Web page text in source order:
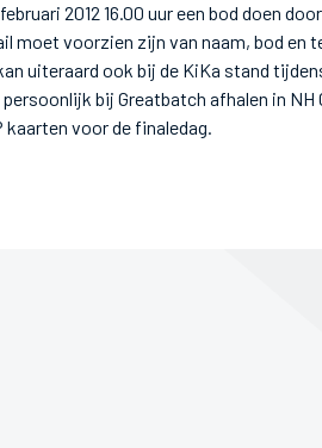
2012 16.00 uur een bod doen
moet voorzien zijn van naam, bod en
uiteraard ook bij de KiKa stand
bij Greatbatch afhalen in
voor de finaledag.